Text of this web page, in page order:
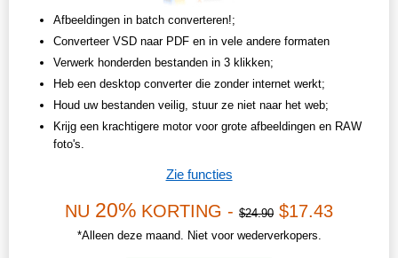
Afbeeldingen in batch converteren!;
Converteer VSD naar PDF en in vele andere formaten
Verwerk honderden bestanden in 3 klikken;
Heb een desktop converter die zonder internet werkt;
Houd uw bestanden veilig, stuur ze niet naar het web;
Krijg een krachtigere motor voor grote afbeeldingen en RAW
foto's.
Zie functies
NU 20% KORTING - $24.90 $17.43
*Alleen deze maand. Niet voor wederverkopers.